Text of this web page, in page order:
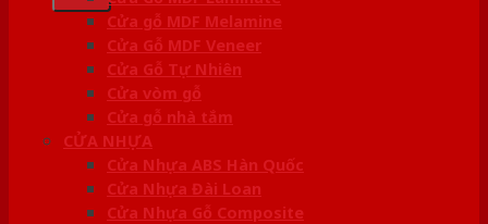
Cửa gỗ MDF Melamine
Cửa Gỗ MDF Veneer
Cửa Gỗ Tự Nhiên
Cửa vòm gỗ
Cửa gỗ nhà tắm
CỬA NHỰA
Cửa Nhựa ABS Hàn Quốc
Cửa Nhựa Đài Loan
Cửa Nhựa Gỗ Composite